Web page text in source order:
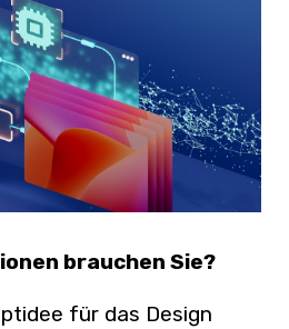
brauchen Sie?
für das Design